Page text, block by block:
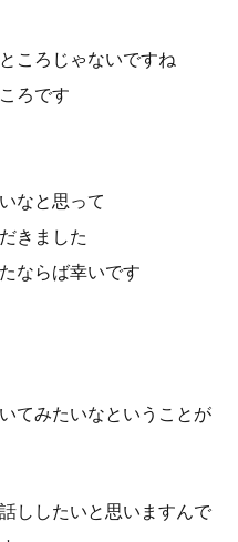
ころじゃないですね
ろです
なと思って
きました
ならば幸いです
てみたいなということが
ししたいと思いますんで